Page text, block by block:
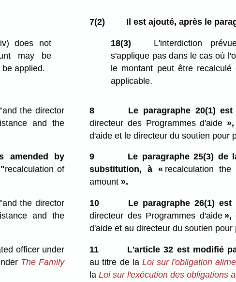
7(2) Il est ajouté, après le
does not
may be
applied.
18(3)
L'interdiction
s'applique pas dans le cas où
le montant peut être
applicable.
and the director
and the
8 Le paragraphe 20(1)
directeur des Programmes d'aide
d'aide et le directeur du soutien pour
amended by
recalculation of
9
Le paragraphe 25(3) de
substitution, à « recalculation the
amount ».
and the director
and the
10 Le paragraphe 26(1)
directeur des Programmes d'aide»,
d'aide et au directeur du soutien
officer under
The Family
11 L'article 32 est modifié
au titre de la Loi sur l'obligation
laLoi sur l'exécution des obligations